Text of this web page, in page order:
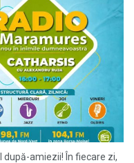
după-amiezii! În fiecare zi,